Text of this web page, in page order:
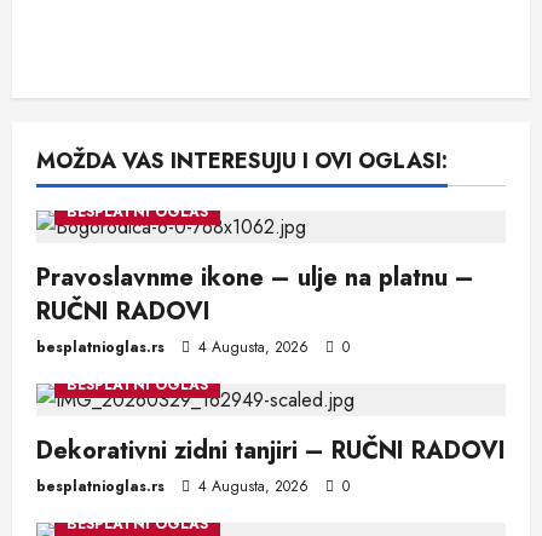
MOŽDA VAS INTERESUJU I OVI OGLASI:
BESPLATNI OGLAS
Pravoslavnme ikone – ulje na platnu –
RUČNI RADOVI
besplatnioglas.rs 4 Augusta, 2026
0
BESPLATNI OGLAS
Dekorativni zidni tanjiri – RUČNI RADOVI
besplatnioglas.rs 4 Augusta, 2026
0
BESPLATNI OGLAS